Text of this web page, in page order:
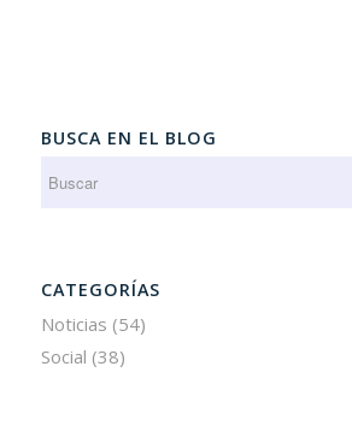
BUSCA EN EL BLOG
CATEGORÍAS
Noticias (54)
Social (38)